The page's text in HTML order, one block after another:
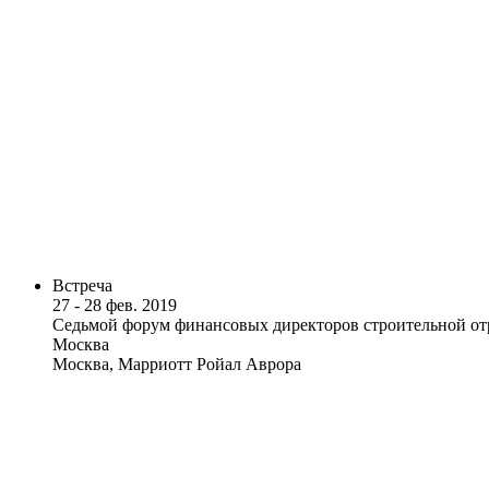
Встреча
27 - 28 фев. 2019
Седьмой форум финансовых директоров строительной
Москва
Москва, Марриотт Ройал Аврора